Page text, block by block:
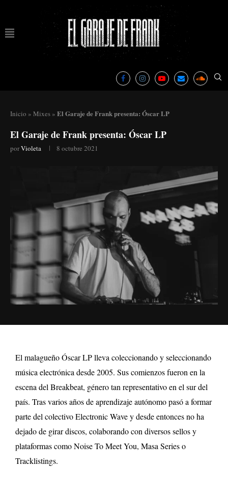
Inicio » Mixes » El Garaje de Frank presenta: Óscar LP
El Garaje de Frank presenta: Óscar LP
porVioleta 8 octubre 2021
El malagueño Óscar LP lleva coleccionando y seleccionando
música electrónica desde 2005. Sus comienzos fueron en la
escena del Breakbeat, género tan representativo en el sur del
país. Tras varios años de aprendizaje autónomo pasó a formar
parte del colectivo Electronic Wave y desde entonces no ha
dejado de girar discos, colaborando con diversos sellos y
plataformas como Noise To Meet You, Masa Series o
Tracklistings.